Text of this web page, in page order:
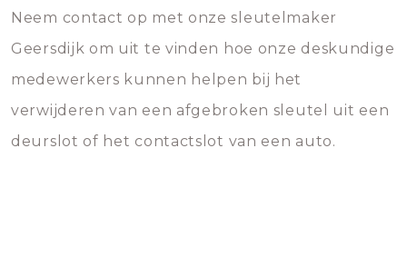
Neem contact op met onze sleutelmaker
Geersdijk om uit te vinden hoe onze deskundige
medewerkers kunnen helpen bij het
verwijderen van een afgebroken sleutel uit een
deurslot of het contactslot van een auto.